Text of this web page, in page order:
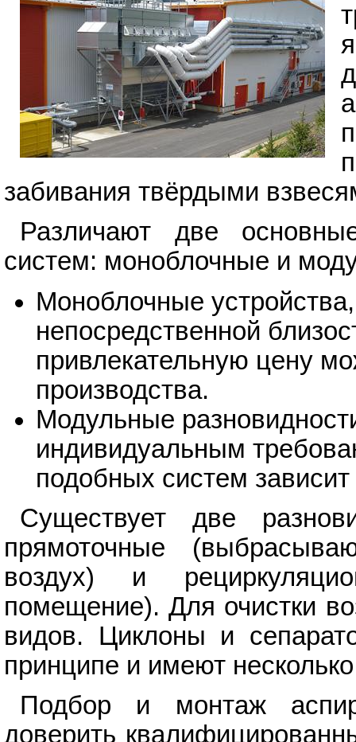
забивания твёрдыми
Различают две
систем: моноблочные и
Моноблочные
непосредственной
привлекательную цену
производства.
Модульные
индивидуальным
подобных систем
Существует две
прямоточные
воздух) и
помещение). Для очистки
видов. Циклоны и
принципе и имеют
Подбор и монтаж
доверить